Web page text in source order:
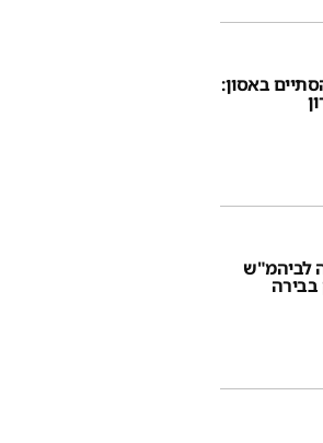
באסון:
לביהמ"ש
בבירה